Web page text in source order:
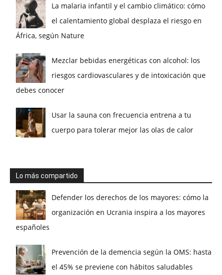
La malaria infantil y el cambio climático: cómo
el calentamiento global desplaza el riesgo en
África, según Nature
Mezclar bebidas energéticas con alcohol: los
riesgos cardiovasculares y de intoxicación que
debes conocer
Usar la sauna con frecuencia entrena a tu
cuerpo para tolerar mejor las olas de calor
Lo más compartido
Defender los derechos de los mayores: cómo la
organización en Ucrania inspira a los mayores
españoles
Prevención de la demencia según la OMS: hasta
el 45% se previene con hábitos saludables